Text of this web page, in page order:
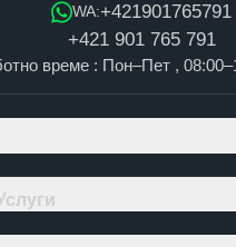
WA:+421901765791
+421 901 765 791
време : Пон–Пет ,